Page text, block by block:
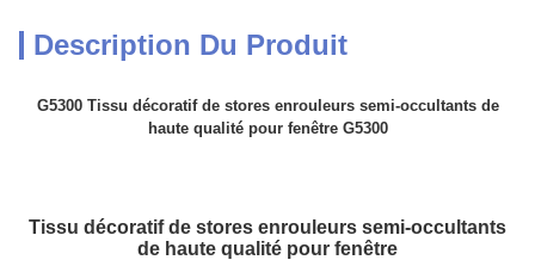
Description Du Produit
G5300 Tissu décoratif de stores enrouleurs semi-occultants de
haute qualité pour fenêtre G5300
Tissu décoratif de stores enrouleurs semi-occultants
de haute qualité pour fenêtre